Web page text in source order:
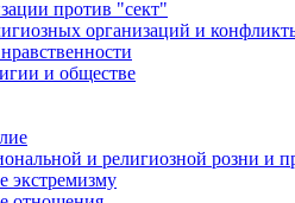
против "сект"
организаций и
и обществе
и религиозной розни и
экстремизму